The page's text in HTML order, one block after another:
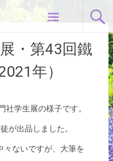
・第43回鐵
年）
社学生展の様子です。
が出品しました。
々ないですが、大筆を